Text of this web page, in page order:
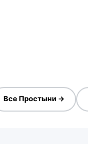
Все Простыни →